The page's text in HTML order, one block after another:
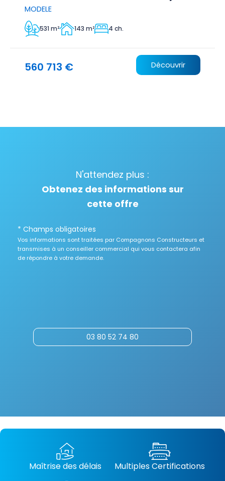
MODELE
531 m² 143 m² 4 ch.
560 713 € Découvrir
N'attendez plus :
Obtenez des informations sur
cette offre
* Champs obligatoires
Vos informations sont traitées par Compagnons Constructeurs et
transmises à un conseiller commercial qui vous contactera afin
de répondre à votre demande.
03 80 52 74 80
Maîtrise des délais Multiples Certifications